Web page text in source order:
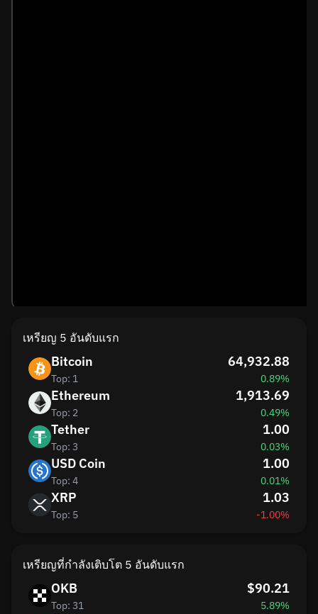
เหรียญ 5 อันดับแรก
Bitcoin
Top: 1
64,932.88
0.89%
Ethereum
Top: 2
1,913.69
0.49%
Tether
Top: 3
1.00
0.03%
USD Coin
Top: 4
1.00
0.01%
XRP
Top: 5
1.03
-1.00%
เหรียญที่กำลังเติบโต 5 อันดับแรก
OKB
Top: 31
$90.21
5.89%